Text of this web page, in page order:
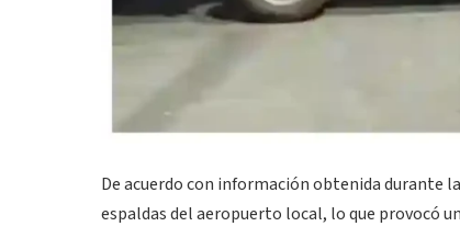
De acuerdo con información obtenida durante
espaldas del aeropuerto local, lo que provocó